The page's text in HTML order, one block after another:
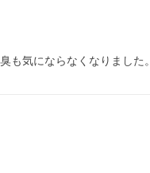
も気にならなくなりました。